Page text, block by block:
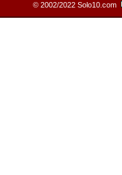
© 2002/2022 Solo10.com